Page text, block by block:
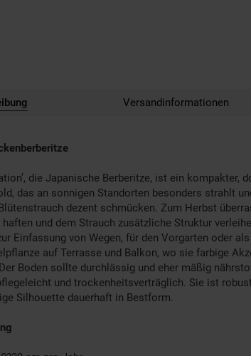
Versandinformationen
die Japanische Berberitze, ist ein
das an sonnigen Standorten besonders strahlt
dezent schmücken. Zum Herbst
und dem Strauch zusätzliche Struktur
Einfassung von Wegen, für den Vorgarten oder
auf Terrasse und Balkon, wo sie farbige
Boden sollte durchlässig und eher mäßig
und trockenheitsverträglich. Sie ist
Silhouette dauerhaft in Bestform.